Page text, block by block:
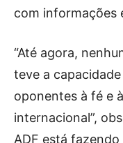
com informações
“Até agora,
teve a
oponentes à fé e
internacional”,
ADF está fazendo